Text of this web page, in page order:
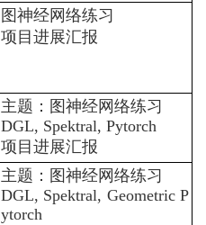
图神经网络练习
项目进展汇报
主题：图神经网络练习
DGL, Spektral, Pytorch
项目进展汇报
主题：图神经网络练习
DGL, Spektral, Geometric P
ytorch